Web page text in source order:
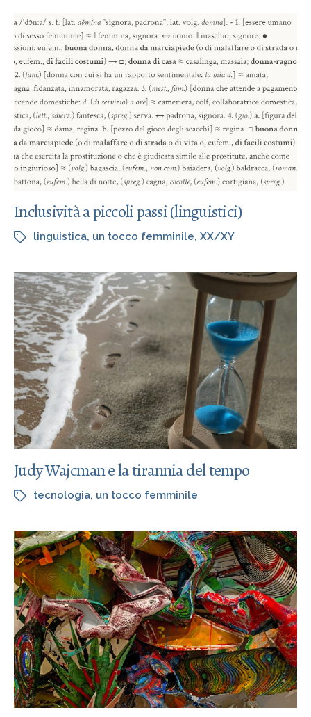
Inclusività a piccoli passi (linguistici)
linguistica, un tocco femminile, XX/XY
Judy Wajcman e la tirannia del tempo
tecnologia, un tocco femminile